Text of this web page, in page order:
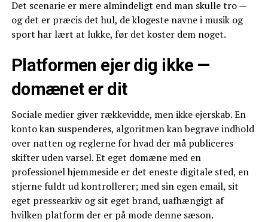
Det scenarie er mere almindeligt end man skulle tro —
og det er præcis det hul, de klogeste navne i musik og
sport har lært at lukke, før det koster dem noget.
Platformen ejer dig ikke —
domænet er dit
Sociale medier giver rækkevidde, men ikke ejerskab. En
konto kan suspenderes, algoritmen kan begrave indhold
over natten og reglerne for hvad der må publiceres
skifter uden varsel. Et eget domæne med en
professionel hjemmeside er det eneste digitale sted, en
stjerne fuldt ud kontrollerer; med sin egen email, sit
eget pressearkiv og sit eget brand, uafhængigt af
hvilken platform der er på mode denne sæson.